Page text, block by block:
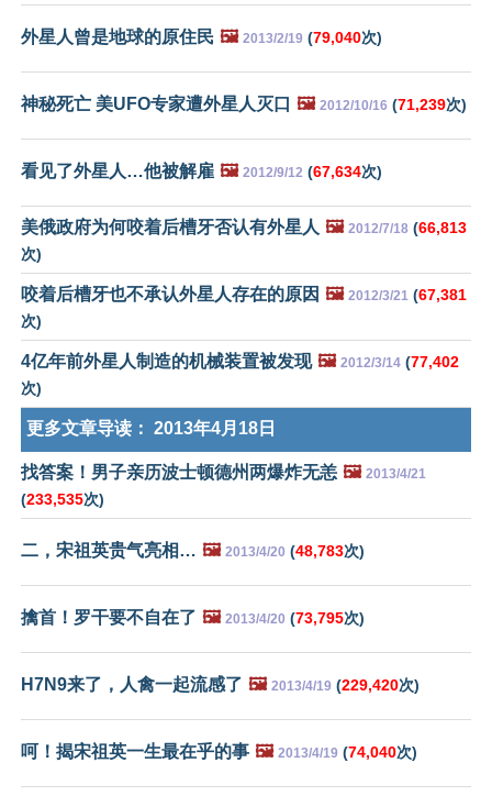
外星人曾是地球的原住民 🖼️ 2013/2/19 (79,040次)
神秘死亡 美UFO专家遭外星人灭口 🖼️ 2012/10/16 (71,239次)
看见了外星人…他被解雇 🖼️ 2012/9/12 (67,634次)
美俄政府为何咬着后槽牙否认有外星人 🖼️ 2012/7/18 (66,813
次)
咬着后槽牙也不承认外星人存在的原因 🖼️ 2012/3/21 (67,381
次)
4亿年前外星人制造的机械装置被发现 🖼️ 2012/3/14 (77,402
次)
更多文章导读： 2013年4月18日
找答案！男子亲历波士顿德州两爆炸无恙 🖼️ 2013/4/21
(233,535次)
二，宋祖英贵气亮相… 🖼️ 2013/4/20 (48,783次)
擒首！罗干要不自在了 🖼️ 2013/4/20 (73,795次)
H7N9来了，人禽一起流感了 🖼️ 2013/4/19 (229,420次)
呵！揭宋祖英一生最在乎的事 🖼️ 2013/4/19 (74,040次)